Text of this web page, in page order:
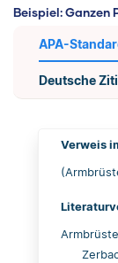
Beispiel: Ganzen
APA-
Deutsche
Verweis